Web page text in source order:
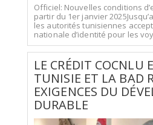
Officiel: Nouvelles conditions
partir du 1er janvier
les autorités tunisiennes
nationale d’identité pour les
LE CRÉDIT COCNLU
TUNISIE ET LA BAD
EXIGENCES DU
DURABLE